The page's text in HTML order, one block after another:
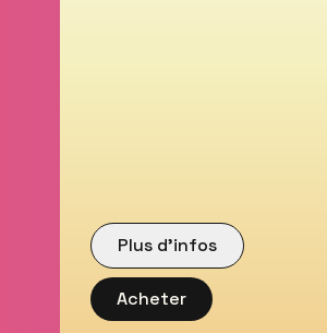
Plus d’infos
Acheter